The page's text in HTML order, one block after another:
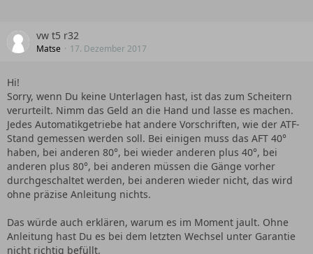
vw t5 r32
Matse 17. Dezember 2017
Hi!
Sorry, wenn Du keine Unterlagen hast, ist das zum Scheitern
verurteilt. Nimm das Geld an die Hand und lasse es machen.
Jedes Automatikgetriebe hat andere Vorschriften, wie der ATF-
Stand gemessen werden soll. Bei einigen muss das AFT 40°
haben, bei anderen 80°, bei wieder anderen plus 40°, bei
anderen plus 80°, bei anderen müssen die Gänge vorher
durchgeschaltet werden, bei anderen wieder nicht, das wird
ohne präzise Anleitung nichts.
Das würde auch erklären, warum es im Moment jault. Ohne
Anleitung hast Du es bei dem letzten Wechsel unter Garantie
nicht richtig befüllt.